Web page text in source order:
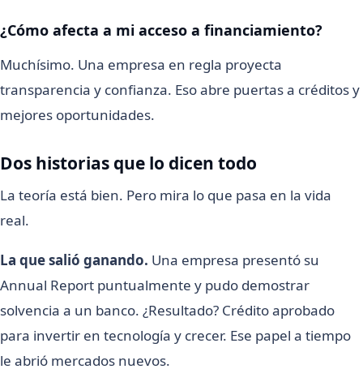
¿Cómo afecta a mi acceso a financiamiento?
Muchísimo. Una empresa en regla proyecta
transparencia y confianza. Eso abre puertas a créditos y
mejores oportunidades.
Dos historias que lo dicen todo
La teoría está bien. Pero mira lo que pasa en la vida
real.
La que salió ganando. Una empresa presentó su
Annual Report puntualmente y pudo demostrar
solvencia a un banco. ¿Resultado? Crédito aprobado
para invertir en tecnología y crecer. Ese papel a tiempo
le abrió mercados nuevos.